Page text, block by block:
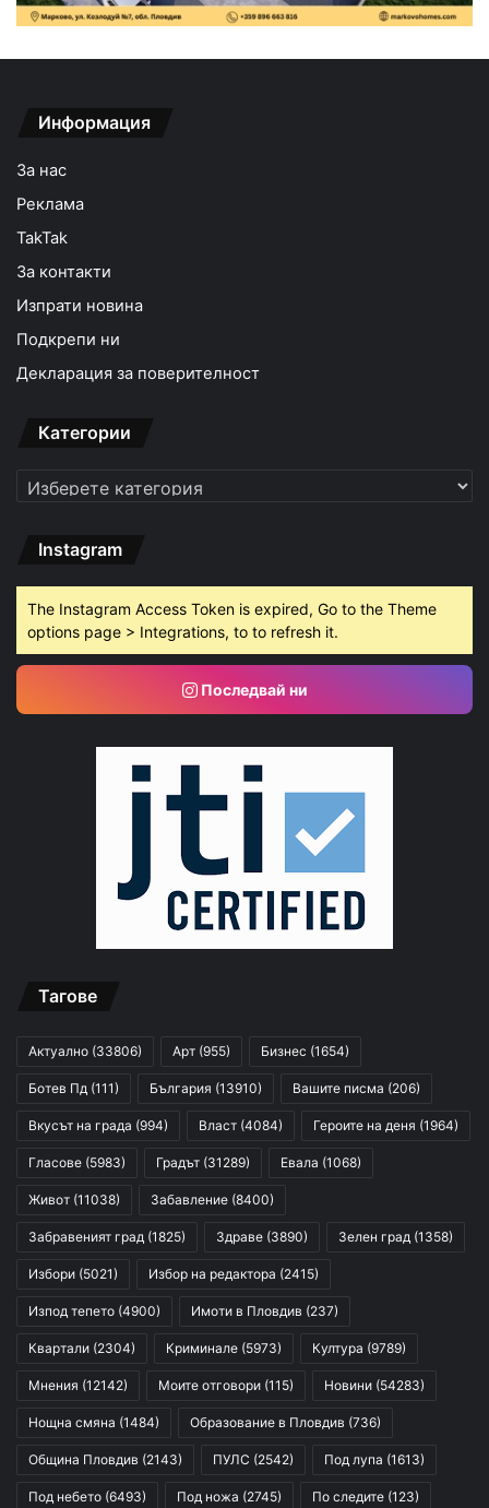
Информация
За нас
Реклама
TakTak
За контакти
Изпрати новина
Подкрепи ни
Декларация за поверителност
Категории
Категории
Instagram
The Instagram Access Token is expired, Go to the Theme
options page > Integrations, to to refresh it.
Последвай ни
Тагове
Актуално (33806) Арт (955) Бизнес (1654)
Ботев Пд (111) България (13910) Вашите писма (206)
Вкусът на града (994) Власт (4084) Героите на деня (1964)
Гласове (5983) Градът (31289) Евала (1068)
Живот (11038) Забавление (8400)
Забравеният град (1825) Здраве (3890) Зелен град (1358)
Избори (5021) Избор на редактора (2415)
Изпод тепето (4900) Имоти в Пловдив (237)
Квартали (2304) Криминале (5973) Култура (9789)
Мнения (12142) Моите отговори (115) Новини (54283)
Нощна смяна (1484) Образование в Пловдив (736)
Община Пловдив (2143) ПУЛС (2542) Под лупа (1613)
Под небето (6493) Под ножа (2745) По следите (123)